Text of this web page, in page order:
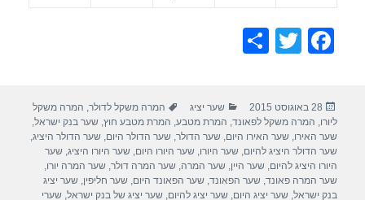
F
e
b
o
T
er
e
פורסם
בתאריך
28 באוגוסט 2015 קטגוריות
שער יציג תגיות
המרה משקל לדולר המרה משקל
ליורו המרה משקל לפאונד המרת מטבע המרת מטבע חוץ ,שער בנק ישראל
שער האירו ,שער האירו היום ,שער הדולר ,שער הדולר היום ,שער הדולר היציג
שער הדולר היציג להיום ,שער היורו ,שער היורו היום ,שער היורו היציג ,שער
היורו היציג להיום ,שער היין ,שער המרה ,שער המרה דולר ,שער המרה יורו
שער המרה פאונד ,שער הפאונד ,שער הפאונד היום ,שער חליפין ,שער יציג
בנק ישראל ,שער יציג היום ,שער יציג להיום ,שער יציג של בנק ישראל ,שערי